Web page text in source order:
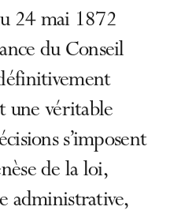
24 mai 1872
du Conseil
une véritable
s’imposent
de la loi,
administrative,